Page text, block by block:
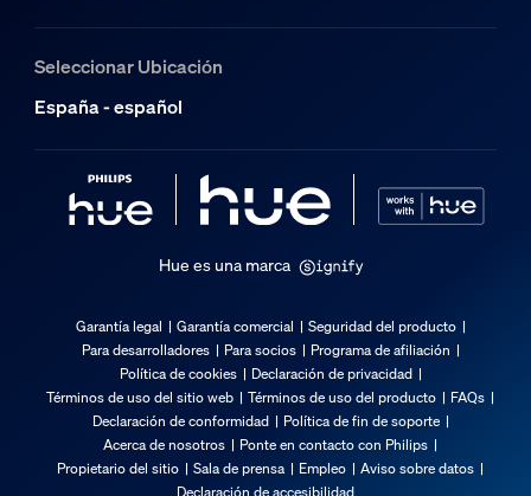
Características/accesorios
Regulable con aplicación Hue e interruptor
LED integrado
Temperatura del color
2000-6500 K
Varios
Seleccionar Ubicación
España - español
Hue es una marca
Garantía legal Garantía comercial
Seguridad del producto
Para desarrolladores
Para socios
Programa de afiliación
Política de cookies
Declaración de privacidad
Términos de uso del sitio web
Términos de uso del producto
FAQs
Declaración de conformidad
Política de fin de soporte
Acerca de nosotros
Ponte en contacto con Philips
Propietario del sitio
Sala de prensa Empleo
Aviso sobre datos
Declaración de accesibilidad